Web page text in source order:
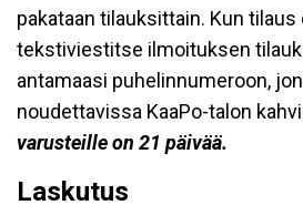
pakataan tilauksittain. Kun tilaus
tekstiviestitse ilmoituksen
antamaasi puhelinnumeroon,
noudettavissa KaaPo-talon
varusteille on 21 päivää.
Laskutus